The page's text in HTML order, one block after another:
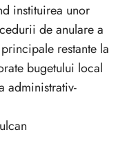
instituirea unor
de anulare a
restante la
bugetului local
administrativ-